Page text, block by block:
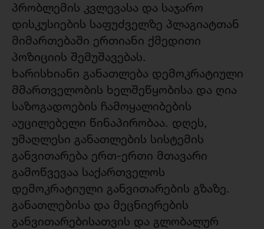
პრობლემის კვლევასა და საჯარო
დისკუსიების საფუძველზე პლაგიატთან
მიმართებაში ერთიანი ქმედითი
პოზიციის შემუშავებას.
ხარისხიანი განათლება დემოკრატიული
მმართველობის ხელშეწყობისა და ღია
საზოგადოების ჩამოყალიბების
აუცილებელი წინაპირობაა. დღეს,
უმაღლესი განათლების სისტემის
განვითარება ერთ-ერთი მთავარი
გამოწვევაა საქართველოს
დემოკრატიული განვითარების გზაზე.
განათლებისა და მეცნიერების
განვითარებისათვის და გლობალურ